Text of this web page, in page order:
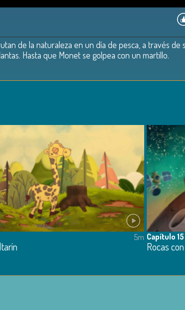
de la naturaleza en un día de pesca, a través
Hasta que Monet se golpea con un martillo.
5m Capítulo 15
Rocas